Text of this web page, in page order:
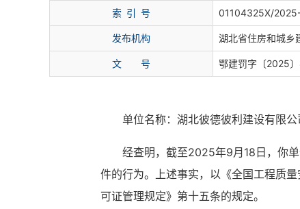
索 引 号 01104325X/
发布机构 湖北省住房和城乡
文 号 鄂建罚字〔2025
单位名称：湖北彼德彼利建设有限公
经查明，截至2025年9月18日，你
件的行为。上述事实，以《全国工程质
可证管理规定》第十五条的规定。